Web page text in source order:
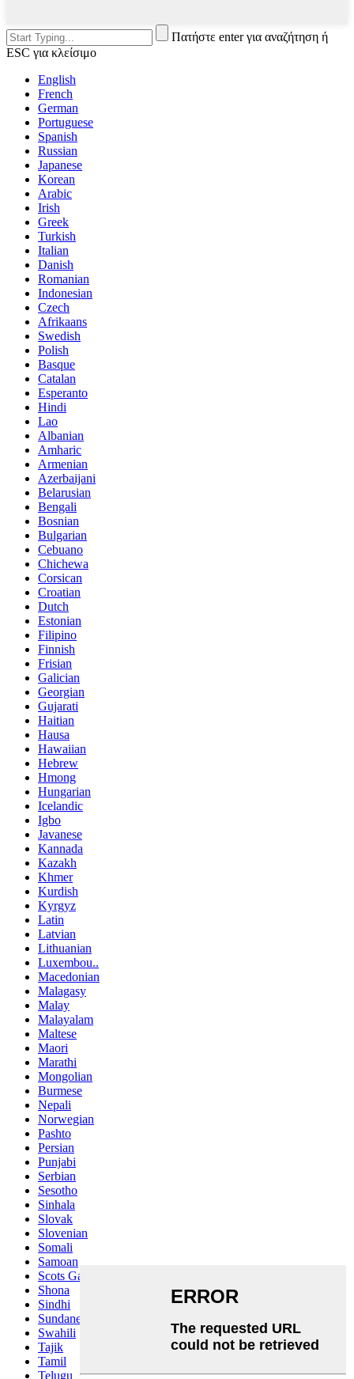
Πατήστε enter για αναζήτηση ή
ESC για κλείσιμο
English
French
German
Portuguese
Spanish
Russian
Japanese
Korean
Arabic
Irish
Greek
Turkish
Italian
Danish
Romanian
Indonesian
Czech
Afrikaans
Swedish
Polish
Basque
Catalan
Esperanto
Hindi
Lao
Albanian
Amharic
Armenian
Azerbaijani
Belarusian
Bengali
Bosnian
Bulgarian
Cebuano
Chichewa
Corsican
Croatian
Dutch
Estonian
Filipino
Finnish
Frisian
Galician
Georgian
Gujarati
Haitian
Hausa
Hawaiian
Hebrew
Hmong
Hungarian
Icelandic
Igbo
Javanese
Kannada
Kazakh
Khmer
Kurdish
Kyrgyz
Latin
Latvian
Lithuanian
Luxembou..
Macedonian
Malagasy
Malay
Malayalam
Maltese
Maori
Marathi
Mongolian
Burmese
Nepali
Norwegian
Pashto
Persian
Punjabi
Serbian
Sesotho
Sinhala
Slovak
Slovenian
Somali
Samoan
Scots Gaelic
Shona
Sindhi
Sundanese
Swahili
Tajik
Tamil
Telugu